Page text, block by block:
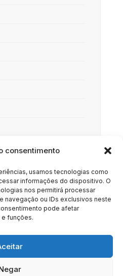
consentimento
usamos tecnologias como
informações do dispositivo. O
nos permitirá processar
navegação ou IDs exclusivos neste
pode afetar
funções.